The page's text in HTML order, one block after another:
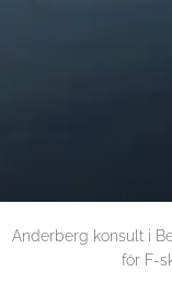
Anderberg konsult i
för F-